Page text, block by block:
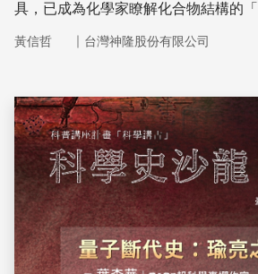
具，已成為化學家瞭解化合物結構的
動力學及分子間交互作用。在化學以
於NMR原理的磁振造影，則是醫學診
原本是與化學、生物學及醫學影像等
理基礎研究。
黃信哲 ｜ 台灣神隆股份有限公司